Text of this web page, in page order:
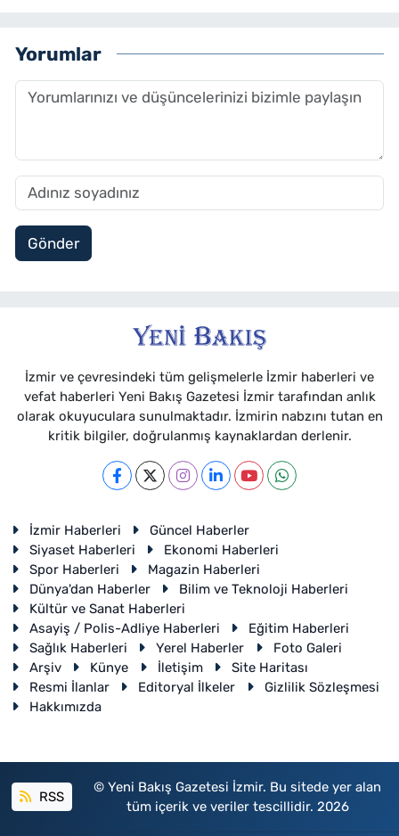
Yorumlar
Gönder
İzmir ve çevresindeki tüm gelişmelerle İzmir haberleri ve
vefat haberleri Yeni Bakış Gazetesi İzmir tarafından anlık
olarak okuyuculara sunulmaktadır. İzmirin nabzını tutan en
kritik bilgiler, doğrulanmış kaynaklardan derlenir.
İzmir Haberleri
Güncel Haberler
Siyaset Haberleri
Ekonomi Haberleri
Spor Haberleri
Magazin Haberleri
Dünya'dan Haberler
Bilim ve Teknoloji Haberleri
Kültür ve Sanat Haberleri
Asayiş / Polis-Adliye Haberleri
Eğitim Haberleri
Sağlık Haberleri
Yerel Haberler
Foto Galeri
Arşiv
Künye İletişim
Site Haritası
Resmi İlanlar
Editoryal İlkeler
Gizlilik Sözleşmesi
Hakkımızda
RSS
© Yeni Bakış Gazetesi İzmir. Bu sitede yer alan
tüm içerik ve veriler tescillidir. 2026